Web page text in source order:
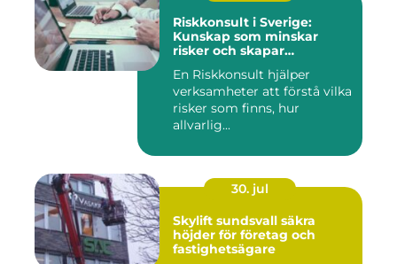
Riskkonsult i Sverige:
Kunskap som minskar
risker och skapar
En Riskkonsult hjälper
verksamheter att förstå vilka
risker som finns, hur
allvarlig...
30. jul
Skylift sundsvall säkra
höjder för företag och
fastighetsägare